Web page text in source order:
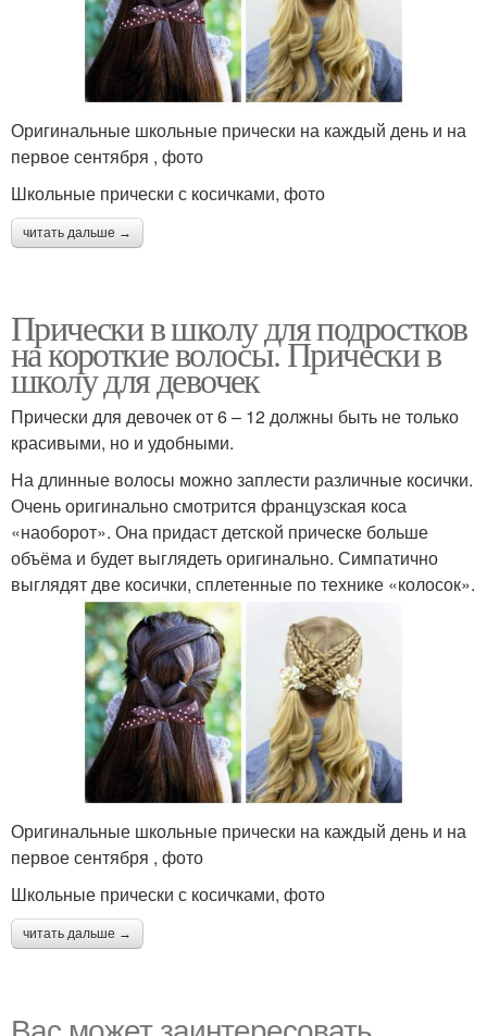
Оригинальные школьные прически на каждый день и на
первое сентября , фото
Школьные прически с косичками, фото
читать дальше →
Прически в школу для подростков
на короткие волосы. Прически в
школу для девочек
Прически для девочек от 6 – 12 должны быть не только
красивыми, но и удобными.
На длинные волосы можно заплести различные косички.
Очень оригинально смотрится французская коса
«наоборот». Она придаст детской прическе больше
объёма и будет выглядеть оригинально. Симпатично
выглядят две косички, сплетенные по технике «колосок».
Оригинальные школьные прически на каждый день и на
первое сентября , фото
Школьные прически с косичками, фото
читать дальше →